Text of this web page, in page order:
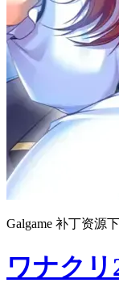
Galgame 补丁资源
ワナクリ